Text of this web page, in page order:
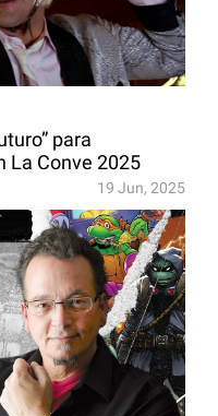
para
La Conve 2025
19 Jun, 2025